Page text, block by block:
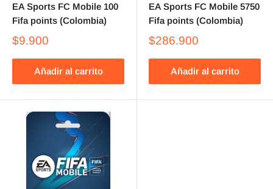
EA Sports FC Mobile 100
Fifa points (Colombia)
$9.900
Añadir al carrito
EA Sports FC Mobile 5750
Fifa points (Colombia)
$286.900
Añadir al carrito